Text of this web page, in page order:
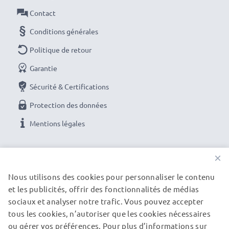
Contact
Conditions générales
Politique de retour
Garantie
Sécurité & Certifications
Protection des données
Mentions légales
NOS PARTENAIRES DE LIVRAISON
×
Nous utilisons des cookies pour personnaliser le contenu
et les publicités, offrir des fonctionnalités de médias
sociaux et analyser notre trafic. Vous pouvez accepter
tous les cookies, n’autoriser que les cookies nécessaires
ou gérer vos préférences. Pour plus d’informations sur